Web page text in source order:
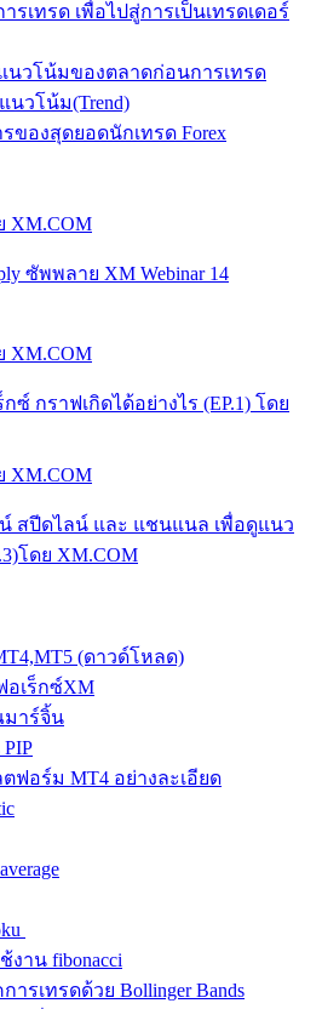
รเทรด เพื่อไปสู่การเป็นเทรดเดอร์
นวโน้มของตลาดก่อนการเทรด
นวโน้ม(Trend)
ของสุดยอดนักเทรด Forex
XM.COM
ซัพพลาย XM Webinar 14
XM.COM
ซ์ กราฟเกิดได้อย่างไร (EP.1) โดย
XM.COM
สปีดไลน์ และ แชนแนล เพื่อดูแนว
โดย XM.COM
(ดาวด์โหลด)
อเร็กซ์XM
มาร์จิ้น
ฟอร์ม MT4 อย่างละเอียด
งาน fibonacci
รเทรดด้วย Bollinger Bands